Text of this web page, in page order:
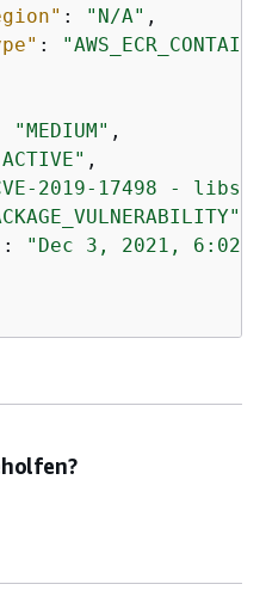
: "N/A" ,
:
"MEDIUM" ,
,
2019-17498 -
:
"Dec 3, 2021,